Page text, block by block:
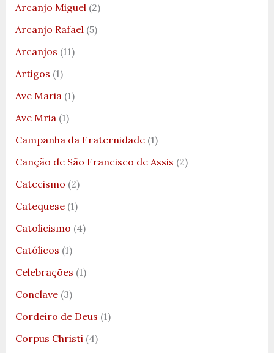
Arcanjo Miguel (2)
Arcanjo Rafael (5)
Arcanjos (11)
Artigos (1)
Ave Maria (1)
Ave Mria (1)
Campanha da Fraternidade(1)
Canção de São Francisco de Assis (2)
Catecismo (2)
Catequese(1)
Catolicismo (4)
Católicos (1)
Celebrações (1)
Conclave(3)
Cordeiro de Deus (1)
Corpus Christi (4)